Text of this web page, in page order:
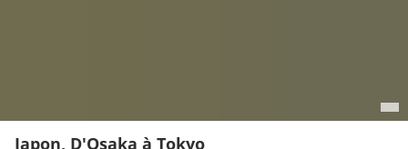
Japon, D'Osaka à Tokyo